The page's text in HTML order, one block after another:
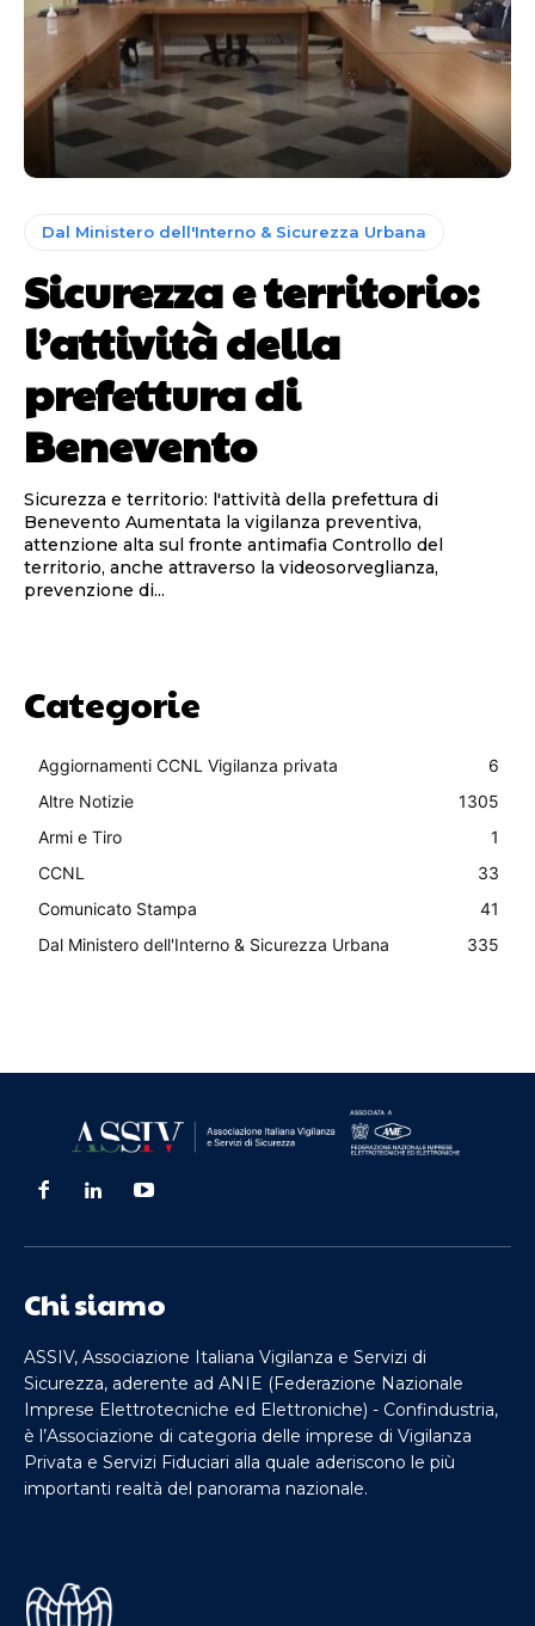
Dal Ministero dell'Interno & Sicurezza Urbana
Sicurezza e territorio:
l’attività della
prefettura di
Benevento
Sicurezza e territorio: l'attività della prefettura di
Benevento Aumentata la vigilanza preventiva,
attenzione alta sul fronte antimafia Controllo del
territorio, anche attraverso la videosorveglianza,
prevenzione di...
Categorie
Aggiornamenti CCNL Vigilanza privata
6
Altre Notizie
1305
Armi e Tiro
1
CCNL
33
Comunicato Stampa
41
Dal Ministero dell'Interno & Sicurezza Urbana
335
Chi siamo
ASSIV, Associazione Italiana Vigilanza e Servizi di
Sicurezza, aderente ad ANIE (Federazione Nazionale
Imprese Elettrotecniche ed Elettroniche) - Confindustria,
è l’Associazione di categoria delle imprese di Vigilanza
Privata e Servizi Fiduciari alla quale aderiscono le più
importanti realtà del panorama nazionale.